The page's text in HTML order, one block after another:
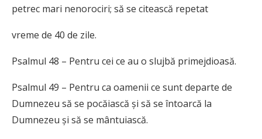
petrec mari nenorociri; să se citească repetat
vreme de 40 de zile.
Psalmul 48 – Pentru cei ce au o slujbă primejdioasă.
Psalmul 49 – Pentru ca oamenii ce sunt departe de
Dumnezeu să se pocăiască și să se întoarcă la
Dumnezeu și să se mântuiască.